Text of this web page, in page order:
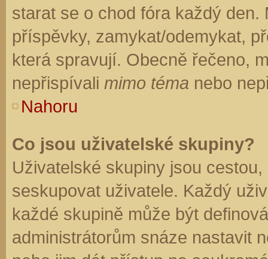
starat se o chod fóra každý
příspěvky, zamykat/odemykat,
která spravují. Obecně řečeno,
nepřispívali mimo téma nebo
Nahoru
Co jsou uživatelské skupiny?
Uživatelské skupiny jsou
seskupovat uživatele. Každý
každé skupině může být
administrátorům snáze nastavit